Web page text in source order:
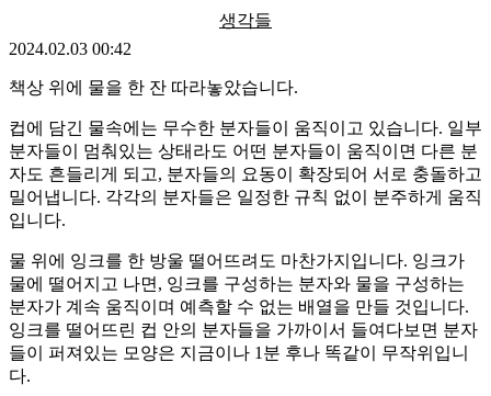
생각들
2024.02.03 00:42
책상 위에 물을 한 잔 따라놓았습니다.
컵에 담긴 물속에는 무수한 분자들이 움직이고 있습니다. 일부
분자들이 멈춰있는 상태라도 어떤 분자들이 움직이면 다른 분
자도 흔들리게 되고, 분자들의 요동이 확장되어 서로 충돌하고
밀어냅니다. 각각의 분자들은 일정한 규칙 없이 분주하게 움직
입니다.
물 위에 잉크를 한 방울 떨어뜨려도 마찬가지입니다. 잉크가
물에 떨어지고 나면, 잉크를 구성하는 분자와 물을 구성하는
분자가 계속 움직이며 예측할 수 없는 배열을 만들 것입니다.
잉크를 떨어뜨린 컵 안의 분자들을 가까이서 들여다보면 분자
들이 퍼져있는 모양은 지금이나 1분 후나 똑같이 무작위입니
다.